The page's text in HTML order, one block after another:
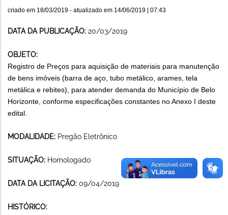
criado em 18/03/2019 - atualizado em 14/06/2019 | 07:43
DATA DA PUBLICAÇÃO: 20/03/2019
OBJETO:
Registro de Preços para aquisição de materiais para manutenção
de bens imóveis (barra de aço, tubo metálico, arames, tela
metálica e rebites), para atender demanda do Município de Belo
Horizonte, conforme especificações constantes no Anexo I deste
edital.
MODALIDADE: Pregão Eletrônico
SITUAÇÃO: Homologado
DATA DA LICITAÇÃO: 09/04/2019
HISTÓRICO: